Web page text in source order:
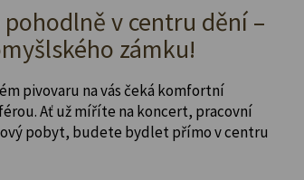
v centru dění –
zámku!
pivovaru na vás čeká komfortní
Ať už míříte na koncert, pracovní
pobyt, budete bydlet přímo v centru